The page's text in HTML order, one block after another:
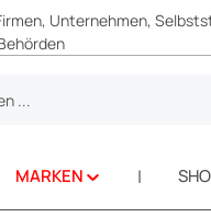
Unternehmen,
MARKEN